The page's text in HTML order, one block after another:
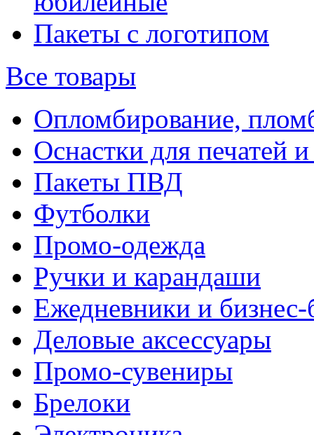
Пакеты с логотипом
Все товары
Опломбирование,
Оснастки для печатей
Пакеты ПВД
Футболки
Промо-одежда
Ручки и карандаши
Ежедневники и
Деловые аксессуары
Промо-сувениры
Брелоки